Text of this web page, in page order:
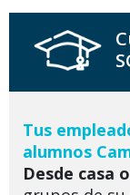
Tus
alumnos
Desde casa